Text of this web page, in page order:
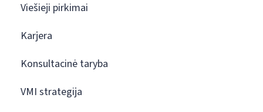
Viešieji pirkimai
Karjera
Konsultacinė taryba
VMI strategija